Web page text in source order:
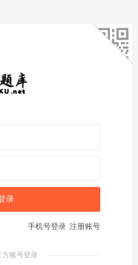
注册账号
手机号登录
方账号登录